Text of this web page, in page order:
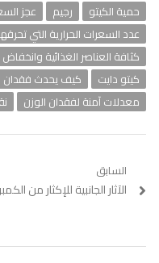
حمية الكيتو
رجيم عجز
عدد السعرات الحرارية التي
كثافة العناصر الغذائية
كيتو دايت
كيف يحدث فقدان
معدلات آمنة لفقدان الوزن
تصفّح
المقالات
السابق
Previous
الآثار الجانبية للإكثار من